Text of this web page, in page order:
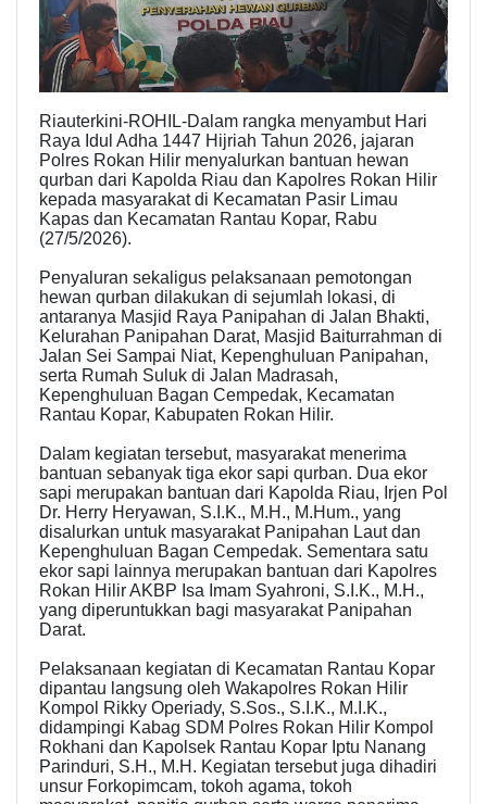
Riauterkini-ROHIL-Dalam rangka menyambut Hari
Raya Idul Adha 1447 Hijriah Tahun 2026, jajaran
Polres Rokan Hilir menyalurkan bantuan hewan
qurban dari Kapolda Riau dan Kapolres Rokan Hilir
kepada masyarakat di Kecamatan Pasir Limau
Kapas dan Kecamatan Rantau Kopar, Rabu
(27/5/2026).
Penyaluran sekaligus pelaksanaan pemotongan
hewan qurban dilakukan di sejumlah lokasi, di
antaranya Masjid Raya Panipahan di Jalan Bhakti,
Kelurahan Panipahan Darat, Masjid Baiturrahman di
Jalan Sei Sampai Niat, Kepenghuluan Panipahan,
serta Rumah Suluk di Jalan Madrasah,
Kepenghuluan Bagan Cempedak, Kecamatan
Rantau Kopar, Kabupaten Rokan Hilir.
Dalam kegiatan tersebut, masyarakat menerima
bantuan sebanyak tiga ekor sapi qurban. Dua ekor
sapi merupakan bantuan dari Kapolda Riau, Irjen Pol
Dr. Herry Heryawan, S.I.K., M.H., M.Hum., yang
disalurkan untuk masyarakat Panipahan Laut dan
Kepenghuluan Bagan Cempedak. Sementara satu
ekor sapi lainnya merupakan bantuan dari Kapolres
Rokan Hilir AKBP Isa Imam Syahroni, S.I.K., M.H.,
yang diperuntukkan bagi masyarakat Panipahan
Darat.
Pelaksanaan kegiatan di Kecamatan Rantau Kopar
dipantau langsung oleh Wakapolres Rokan Hilir
Kompol Rikky Operiady, S.Sos., S.I.K., M.I.K.,
didampingi Kabag SDM Polres Rokan Hilir Kompol
Rokhani dan Kapolsek Rantau Kopar Iptu Nanang
Parinduri, S.H., M.H. Kegiatan tersebut juga dihadiri
unsur Forkopimcam, tokoh agama, tokoh